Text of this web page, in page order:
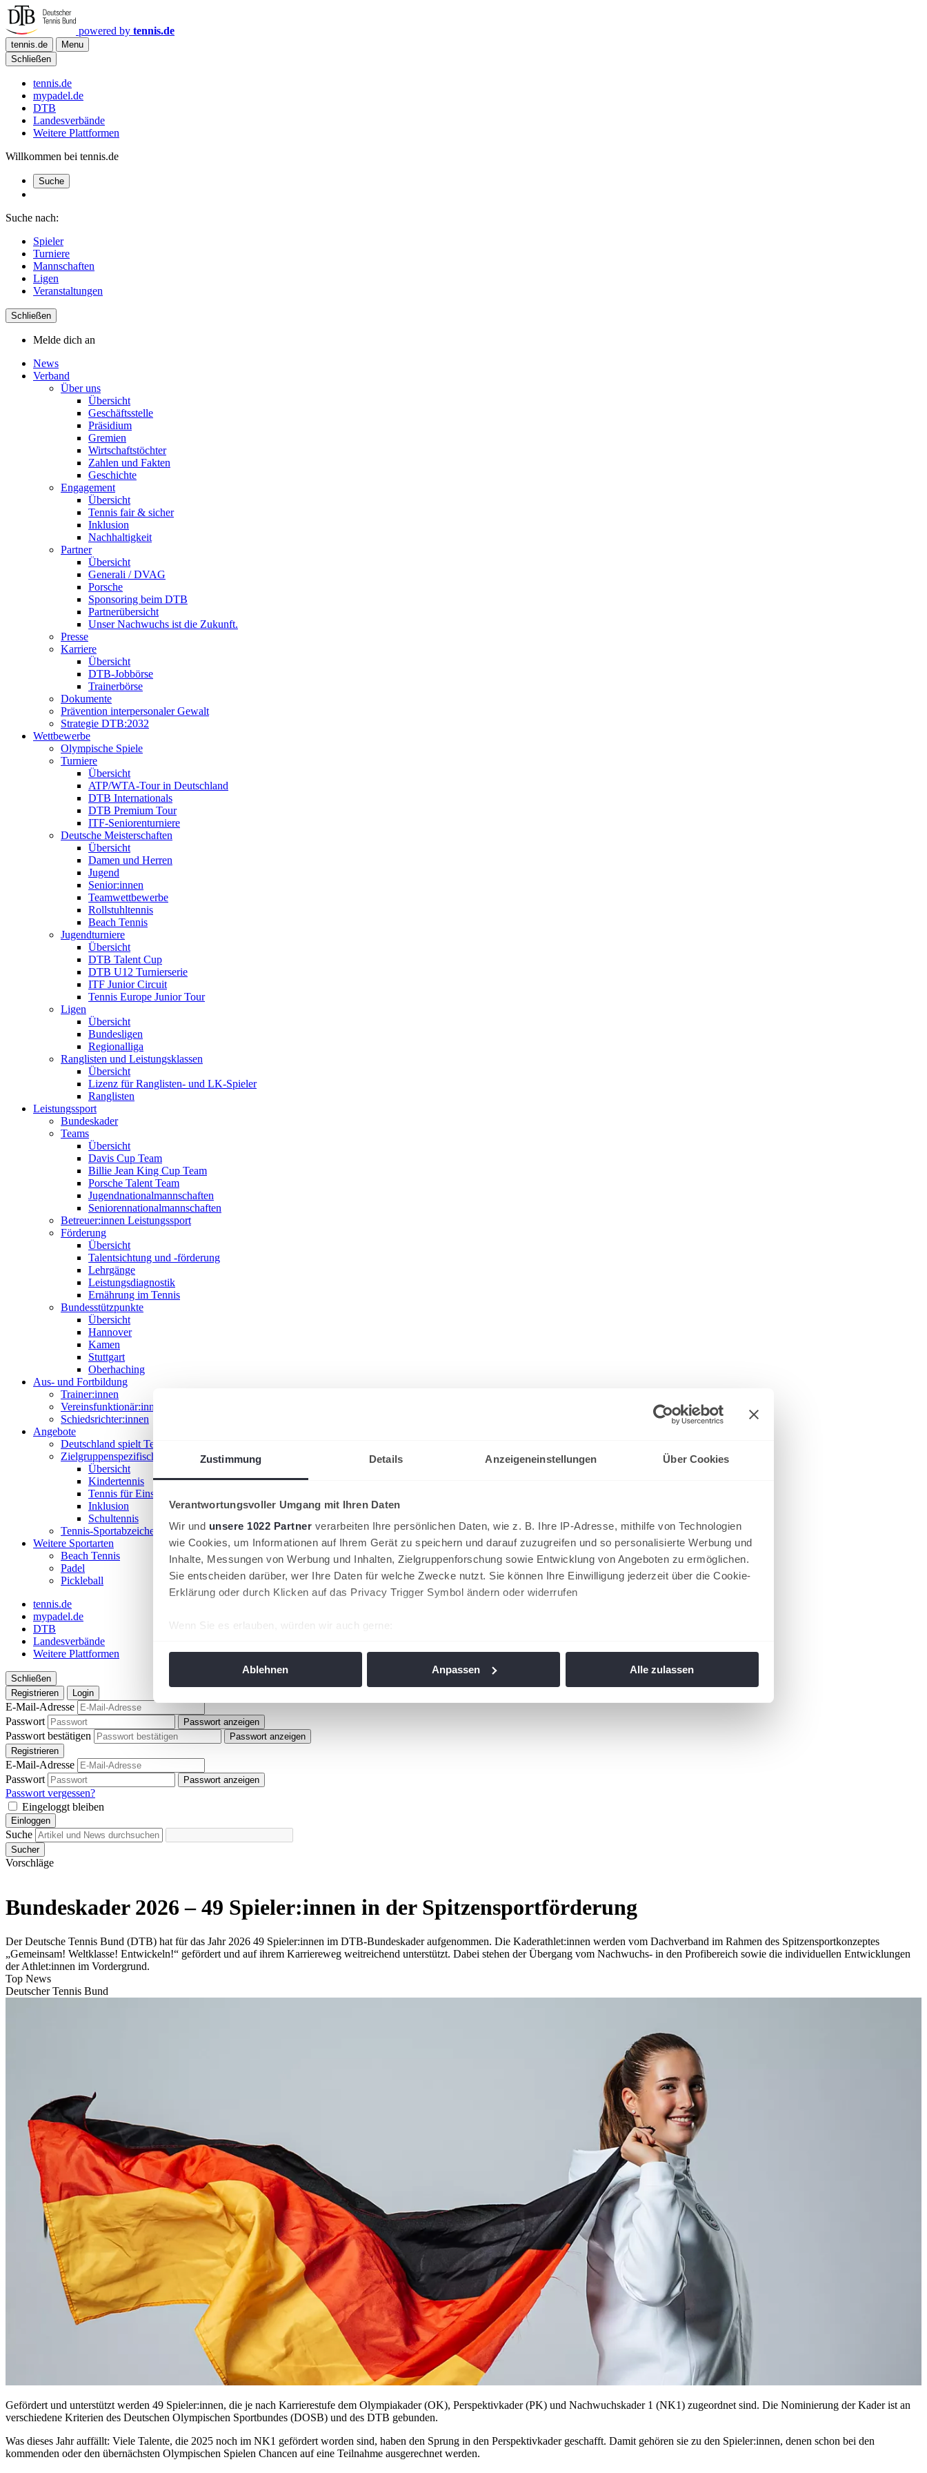
Zustimmung Details Anzeigeneinstellungen Über Cookies
Verantwortungsvoller Umgang mit Ihren Daten
Wir und unsere 1022 Partner verarbeiten Ihre persönlichen Daten, wie z. B. Ihre IP-Adresse, mithilfe von Technologien
wie Cookies, um Informationen auf Ihrem Gerät zu speichern und darauf zuzugreifen und so personalisierte Werbung und
Inhalte, Messungen von Werbung und Inhalten, Zielgruppenforschung sowie Entwicklung von Angeboten zu ermöglichen.
Sie entscheiden darüber, wer Ihre Daten für welche Zwecke nutzt. Sie können Ihre Einwilligung jederzeit über die Cookie-
Erklärung oder durch Klicken auf das Privacy Trigger Symbol ändern oder widerrufen
Wenn Sie es erlauben, würden wir auch gerne:
Wir verwenden Cookies, um Inhalte und Anzeigen zu personalisieren, Funktionen für soziale Medien anbieten zu können
und die Zugriffe auf unsere Website zu analysieren. Außerdem geben wir Informationen zu Ihrer Verwendung unserer
möglicherweise mit weiteren Daten zusammen, die Sie ihnen bereitgestellt haben oder die sie im Rahmen Ihrer Nutzung
Ablehnen Anpassen Alle zulassen
powered by tennis.de
tennis.de
Menu
Schließen
tennis.de
mypadel.de
DTB
Landesverbände
Weitere Plattformen
Willkommen bei tennis.de
Suche
Suche nach:
Spieler
Turniere
Mannschaften
Ligen
Veranstaltungen
Schließen
Melde dich an
News
Verband
Über uns
Übersicht
Geschäftsstelle
Präsidium
Gremien
Wirtschaftstöchter
Zahlen und Fakten
Geschichte
Engagement
Übersicht
Tennis fair & sicher
Inklusion
Nachhaltigkeit
Partner
Übersicht
Generali / DVAG
Porsche
Sponsoring beim DTB
Partnerübersicht
Unser Nachwuchs ist die Zukunft.
Presse
Karriere
Übersicht
DTB-Jobbörse
Trainerbörse
Dokumente
Prävention interpersonaler Gewalt
Strategie DTB:2032
Wettbewerbe
Olympische Spiele
Turniere
Übersicht
ATP/WTA-Tour in Deutschland
DTB Internationals
DTB Premium Tour
ITF-Seniorenturniere
Deutsche Meisterschaften
Übersicht
Damen und Herren
Jugend
Senior:innen
Teamwettbewerbe
Rollstuhltennis
Beach Tennis
Jugendturniere
Übersicht
DTB Talent Cup
DTB U12 Turnierserie
ITF Junior Circuit
Tennis Europe Junior Tour
Ligen
Übersicht
Bundesligen
Regionalliga
Ranglisten und Leistungsklassen
Übersicht
Lizenz für Ranglisten- und LK-Spieler
Ranglisten
Leistungssport
Bundeskader
Teams
Übersicht
Davis Cup Team
Billie Jean King Cup Team
Porsche Talent Team
Jugendnationalmannschaften
Seniorennationalmannschaften
Betreuer:innen Leistungssport
Förderung
Übersicht
Talentsichtung und -förderung
Lehrgänge
Leistungsdiagnostik
Ernährung im Tennis
Bundesstützpunkte
Übersicht
Hannover
Kamen
Stuttgart
Oberhaching
Aus- und Fortbildung
Trainer:innen
Vereinsfunktionär:innen
Schiedsrichter:innen
Angebote
Deutschland spielt Tennis
Zielgruppenspezifische Angebote
Übersicht
Kindertennis
Tennis für Einsteiger 18+
Inklusion
Schultennis
Tennis-Sportabzeichen
Weitere Sportarten
Beach Tennis
Padel
Pickleball
tennis.de
mypadel.de
DTB
Landesverbände
Weitere Plattformen
Schließen
Registrieren
Login
E-Mail-Adresse
Passwort
Passwort anzeigen
Passwort bestätigen
Passwort anzeigen
Registrieren
E-Mail-Adresse
Passwort
Passwort anzeigen
Passwort vergessen?
Eingeloggt bleiben
Einloggen
Suche
Sucher
Vorschläge
Bundeskader 2026 – 49 Spieler:innen in der Spitzensportförderung
Der Deutsche Tennis Bund (DTB) hat für das Jahr 2026 49 Spieler:innen im DTB-Bundeskader aufgenommen. Die Kaderathlet:innen werden vom Dachverband im Rahmen des Spitzensportkonzeptes
„Gemeinsam! Weltklasse! Entwickeln!“ gefördert und auf ihrem Karriereweg weitreichend unterstützt. Dabei stehen der Übergang vom Nachwuchs- in den Profibereich sowie die individuellen Entwicklungen
der Athlet:innen im Vordergrund.
Top News
Deutscher Tennis Bund
Gefördert und unterstützt werden 49 Spieler:innen, die je nach Karrierestufe dem Olympiakader (OK), Perspektivkader (PK) und Nachwuchskader 1 (NK1) zugeordnet sind. Die Nominierung der Kader ist an
verschiedene Kriterien des Deutschen Olympischen Sportbundes (DOSB) und des DTB gebunden.
Was dieses Jahr auffällt: Viele Talente, die 2025 noch im NK1 gefördert worden sind, haben den Sprung in den Perspektivkader geschafft. Damit gehören sie zu den Spieler:innen, denen schon bei den
kommenden oder den übernächsten Olympischen Spielen Chancen auf eine Teilnahme ausgerechnet werden.